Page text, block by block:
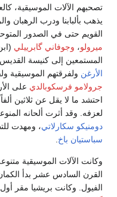
تصحبهم الآلات الموسيقية،
يذهب بألبابنا ودرب الرهبان
القويم حتى في الصدور
ميرولو، وجوفاني گابرييلي
المستمعين إلى كنيسة
الأرغن ولفرقتهم الموسيقية
جرولامو فرسكوبالدي على
احتشد ما لا يقل عن ثلاثين
لعزفه. وقد أثرت ألحانه
دومنيكو سكارلاتي، ومهدت
سباستيان باخ.
وكانت الآلات الموسيقية
القرن السادس عشر بدأ
الفيول. وكانت بريشيا مقر